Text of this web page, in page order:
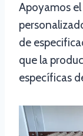
Apoyamos
de
que la
específicas